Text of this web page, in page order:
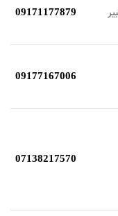
09171177879
09177167006
07138217570